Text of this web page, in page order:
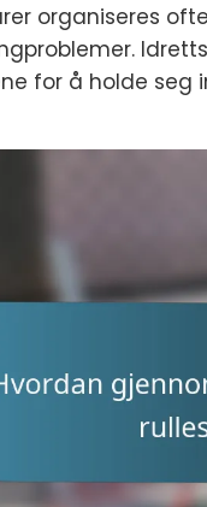
organiseres
for å holde seg